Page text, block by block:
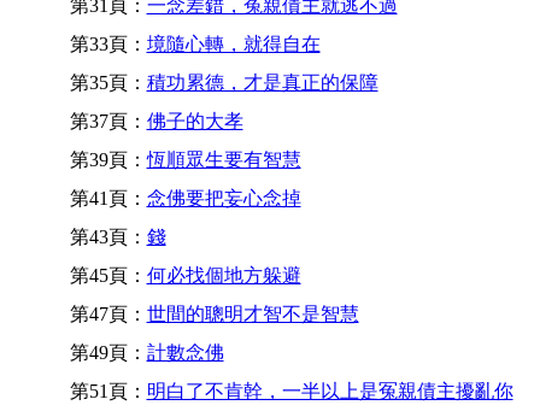
第31頁： 一念差錯，冤親債主就逃不過
第33頁： 境隨心轉，就得自在
第35頁： 積功累德，才是真正的保障
第37頁： 佛子的大孝
第39頁：恆順眾生要有智慧
第41頁： 念佛要把妄心念掉
第43頁： 錢
第45頁： 何必找個地方躲避
第47頁： 世間的聰明才智不是智慧
第49頁： 計數念佛
第51頁： 明白了不肯幹，一半以上是冤親債主擾亂你